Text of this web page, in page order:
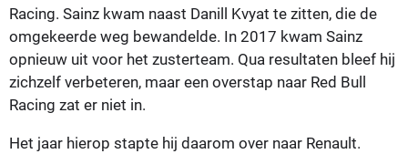
Racing. Sainz kwam naast Danill Kvyat te zitten, die de
omgekeerde weg bewandelde. In 2017 kwam Sainz
opnieuw uit voor het zusterteam. Qua resultaten bleef hij
zichzelf verbeteren, maar een overstap naar Red Bull
Racing zat er niet in.
Het jaar hierop stapte hij daarom over naar Renault.